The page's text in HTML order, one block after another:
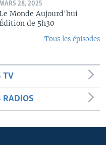
28, 2025
Monde Aujourd'hui
de 5h30
Tous les épisodes
TV
RADIOS